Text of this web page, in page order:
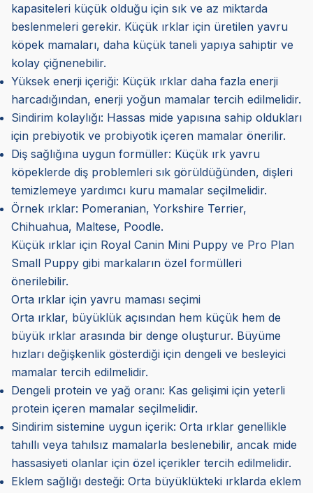
kapasiteleri küçük olduğu için sık ve az miktarda
beslenmeleri gerekir. Küçük ırklar için üretilen yavru
köpek mamaları, daha küçük taneli yapıya sahiptir ve
kolay çiğnenebilir.
Yüksek enerji içeriği: Küçük ırklar daha fazla enerji
harcadığından, enerji yoğun mamalar tercih edilmelidir.
Sindirim kolaylığı: Hassas mide yapısına sahip oldukları
için prebiyotik ve probiyotik içeren mamalar önerilir.
Diş sağlığına uygun formüller: Küçük ırk yavru
köpeklerde diş problemleri sık görüldüğünden, dişleri
temizlemeye yardımcı kuru mamalar seçilmelidir.
Örnek ırklar: Pomeranian, Yorkshire Terrier,
Chihuahua, Maltese, Poodle.
Küçük ırklar için Royal Canin Mini Puppy ve Pro Plan
Small Puppy gibi markaların özel formülleri
önerilebilir.
Orta ırklar için yavru maması seçimi
Orta ırklar, büyüklük açısından hem küçük hem de
büyük ırklar arasında bir denge oluşturur. Büyüme
hızları değişkenlik gösterdiği için dengeli ve besleyici
mamalar tercih edilmelidir.
Dengeli protein ve yağ oranı: Kas gelişimi için yeterli
protein içeren mamalar seçilmelidir.
Sindirim sistemine uygun içerik: Orta ırklar genellikle
tahıllı veya tahılsız mamalarla beslenebilir, ancak mide
hassasiyeti olanlar için özel içerikler tercih edilmelidir.
Eklem sağlığı desteği: Orta büyüklükteki ırklarda eklem